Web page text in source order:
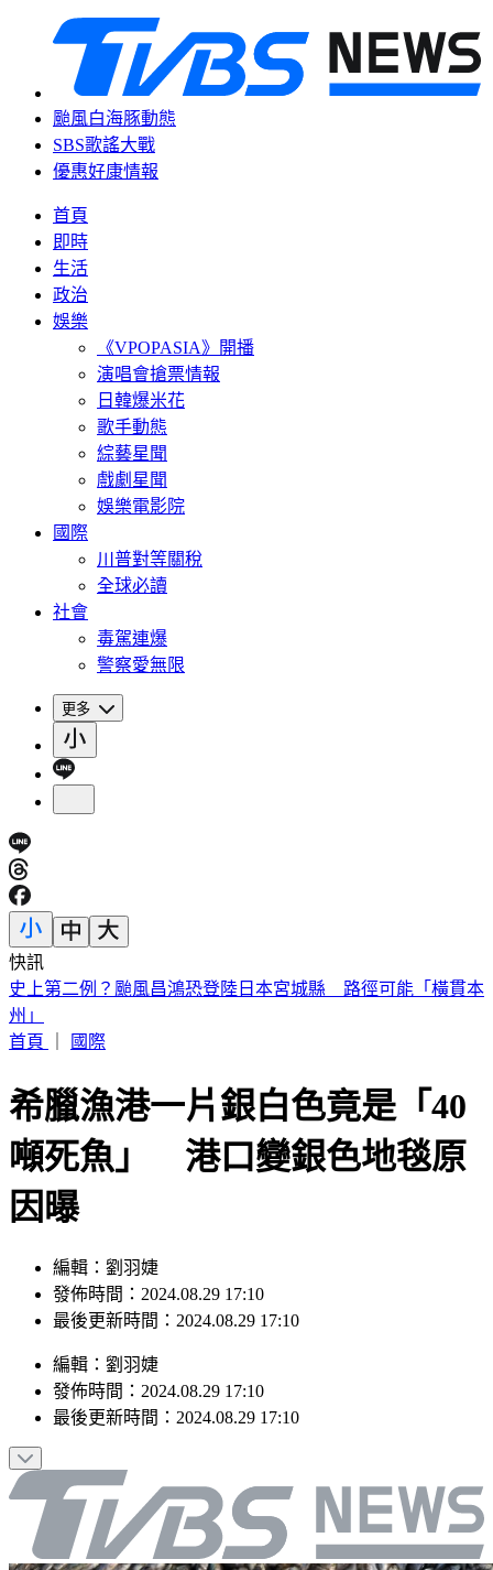
颱風白海豚動態
SBS歌謠大戰
優惠好康情報
首頁
即時
生活
政治
娛樂
《VPOPASIA》開播
演唱會搶票情報
日韓爆米花
歌手動態
綜藝星聞
戲劇星聞
娛樂電影院
國際
川普對等關稅
全球必讀
社會
毒駕連爆
警察愛無限
更多
快訊
中職／兄弟又損大將！2重砲動刀 許基宏、張志豪「整季報
銷」
首頁
國際
希臘漁港一片銀白色竟是「40
噸死魚」 港口變銀色地毯原
因曝
編輯：劉羽婕
發佈時間：2024.08.29 17:10
最後更新時間：2024.08.29 17:10
編輯 ： 劉羽婕
發佈時間： 2024.08.29 17:10
最後更新時間： 2024.08.29 17:10